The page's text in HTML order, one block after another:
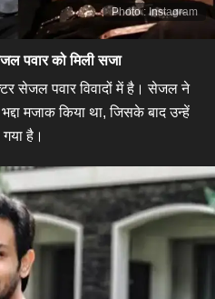
Photo: Instagram
पवार को मिली सजा
सेजल पवार विवादों में है। सेजल ने
मजाक किया था, जिसके बाद उन्हें
है।